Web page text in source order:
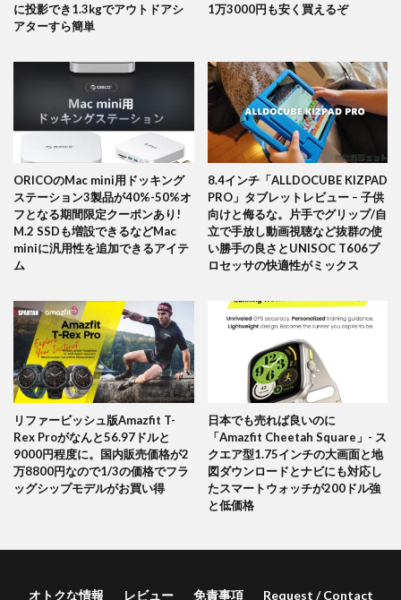
に投影でき1.3kgでアウトドアシ
アターすら簡単
1万3000円も安く買えるぞ
ORICOのMac mini用ドッキング
ステーション3製品が40%-50%オ
フとなる期間限定クーポンあり!
M.2 SSDも増設できるなどMac
miniに汎用性を追加できるアイテ
ム
8.4インチ「ALLDOCUBE KIZPAD
PRO」タブレットレビュー – 子供
向けと侮るな。片手でグリップ/自
立で手放し動画視聴など抜群の使
い勝手の良さとUNISOC T606プ
ロセッサの快適性がミックス
リファービッシュ版Amazfit T-
Rex Proがなんと56.97ドルと
9000円程度に。国内販売価格が2
万8800円なので1/3の価格でフラ
ッグシップモデルがお買い得
日本でも売れば良いのに
「Amazfit Cheetah Square」- ス
クエア型1.75インチの大画面と地
図ダウンロードとナビにも対応し
たスマートウォッチが200ドル強
と低価格
オトクな情報 レビュー 免責事項 Request / Contact